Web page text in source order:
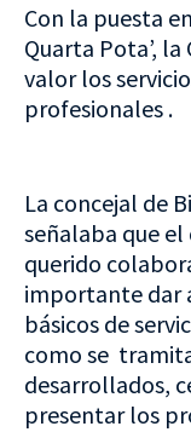
Con la puesta
Quarta Pota’,
valor los
profesionales .
La concejal de
señalaba que
querido
importante dar
básicos de
como se
desarrollados,
presentar los